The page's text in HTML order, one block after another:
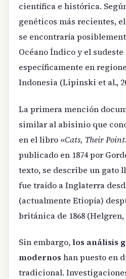
científica e histórica.
genéticos más recientes,
se encontraría
Océano Índico y el
específicamente en
Indonesia (Lipinski et al.,
La primera mención
similar al abisinio que
en el libro «Cats, Their
publicado en 1874 por
texto, se describe un gato
fue traído a Inglaterra
(actualmente Etiopía)
británica de 1868 (Helgren,
Sin embargo,los análisis
modernos han puesto en
tradicional.